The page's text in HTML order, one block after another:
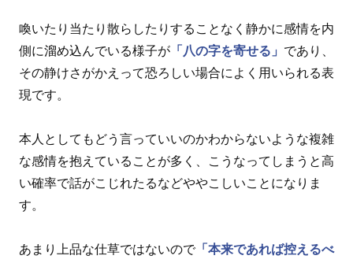
喚いたり当たり散らしたりすることなく静かに感情を内
側に溜め込んでいる様子が 「八の字を寄せる」 であり、
その静けさがかえって恐ろしい場合によく用いられる表
現です。
本人としてもどう言っていいのかわからないような複雑
な感情を抱えていることが多く、こうなってしまうと高
い確率で話がこじれたるなどややこしいことになりま
す。
あまり上品な仕草ではないので「本来であれば控えるべ